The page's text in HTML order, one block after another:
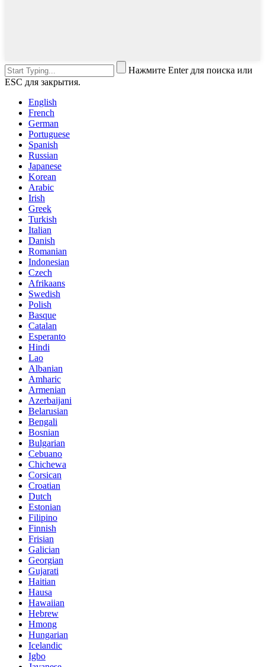
Нажмите Enter для поиска или
ESC для закрытия.
English
French
German
Portuguese
Spanish
Russian
Japanese
Korean
Arabic
Irish
Greek
Turkish
Italian
Danish
Romanian
Indonesian
Czech
Afrikaans
Swedish
Polish
Basque
Catalan
Esperanto
Hindi
Lao
Albanian
Amharic
Armenian
Azerbaijani
Belarusian
Bengali
Bosnian
Bulgarian
Cebuano
Chichewa
Corsican
Croatian
Dutch
Estonian
Filipino
Finnish
Frisian
Galician
Georgian
Gujarati
Haitian
Hausa
Hawaiian
Hebrew
Hmong
Hungarian
Icelandic
Igbo